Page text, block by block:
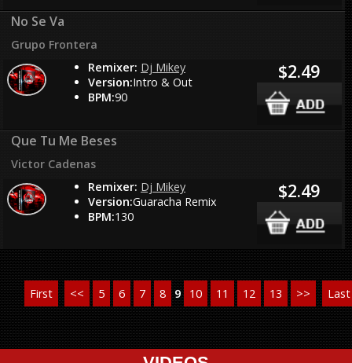
No Se Va
Grupo Frontera
Remixer: Dj Mikey
Version:Intro & Out
BPM:90
$2.49
Que Tu Me Beses
Victor Cadenas
Remixer: Dj Mikey
Version:Guaracha Remix
BPM:130
$2.49
First << 5 6 7 8 9 10 11 12 13 >> Last